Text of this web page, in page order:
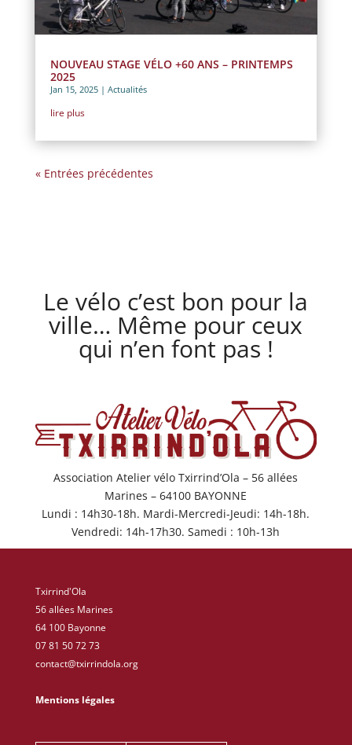
NOUVEAU STAGE VÉLO +60 ANS – PRINTEMPS
2025
Jan 15, 2025| Actualités
lire plus
« Entrées précédentes
Le vélo c’est bon pour la
ville… Même pour ceux
qui n’en font pas !
Association Atelier vélo Txirrind’Ola – 56 allées
Marines – 64100 BAYONNE
Lundi : 14h30-18h. Mardi-Mercredi-Jeudi: 14h-18h.
Vendredi: 14h-17h30. Samedi : 10h-13h
Txirrind'Ola
56 allées Marines
64 100 Bayonne
07 81 50 72 73
contact@txirrindola.org
Mentions légales